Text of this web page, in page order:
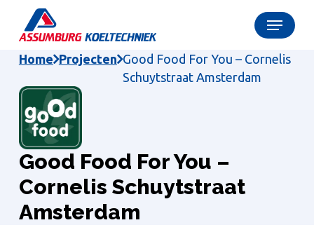
main
content
Menu
Home Projecten Good Food For You – Cornelis
Schuytstraat Amsterdam
Good Food For You –
Cornelis Schuytstraat
Amsterdam
Menu